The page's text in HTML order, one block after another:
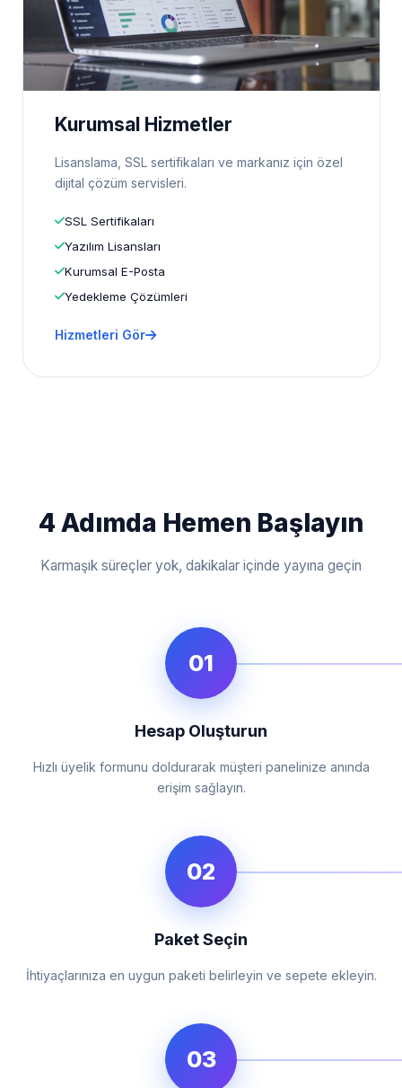
Kurumsal Hizmetler
Lisanslama, SSL sertifikaları ve markanız için özel
dijital çözüm servisleri.
SSL Sertifikaları
Yazılım Lisansları
Kurumsal E-Posta
Yedekleme Çözümleri
Hizmetleri Gör
4 Adımda Hemen Başlayın
Karmaşık süreçler yok, dakikalar içinde yayına geçin
01
Hesap Oluşturun
Hızlı üyelik formunu doldurarak müşteri panelinize anında
erişim sağlayın.
02
Paket Seçin
İhtiyaçlarınıza en uygun paketi belirleyin ve sepete ekleyin.
03